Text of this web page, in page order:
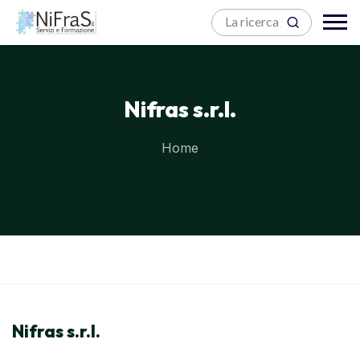
Nifras s.r.l.
Home
Nifras s.r.l.